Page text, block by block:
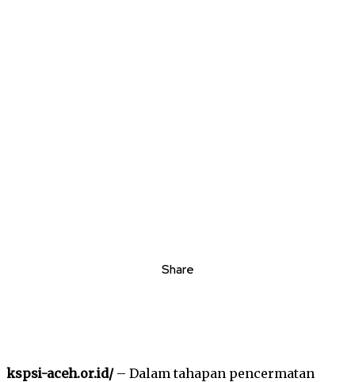
Share
kspsi-aceh.or.id/– Dalam tahapan pencermatan